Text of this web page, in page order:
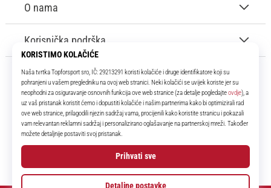
11teamsports.hr
Tvoj smo pouzdani suigrač već više od 16 godina! Cijelo to vrijeme
donosimo ti najbolje i najnovije proizvode iz svijeta nogometa.
Facebook
Instagram
O nama
Korisnička podrška